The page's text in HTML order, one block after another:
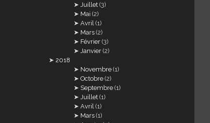
Juillet (3)
Mai (2)
Avril (1)
Mars (2)
Février (3)
Janvier (2)
2018
Novembre (1)
Octobre (2)
Septembre (1)
Juillet (1)
Avril (1)
Mars (1)